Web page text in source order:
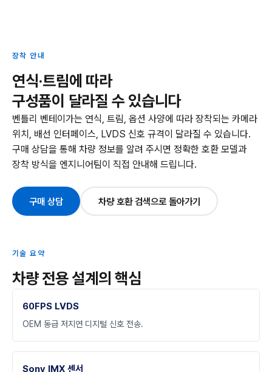
장착 안내
연식·트림에 따라
구성품이 달라질 수 있습니다
벤틀리 벤테이가는 연식, 트림, 옵션 사양에 따라 장착되는 카메라
위치, 배선 인터페이스, LVDS 신호 규격이 달라질 수 있습니다.
구매 상담을 통해 차량 정보를 알려 주시면 정확한 호환 모델과
장착 방식을 엔지니어팀이 직접 안내해 드립니다.
구매 상담 차량 호환 검색으로 돌아가기
기술 요약
차량 전용 설계의 핵심
60FPS LVDS
OEM 동급 저지연 디지털 신호 전송.
Sony IMX 센서